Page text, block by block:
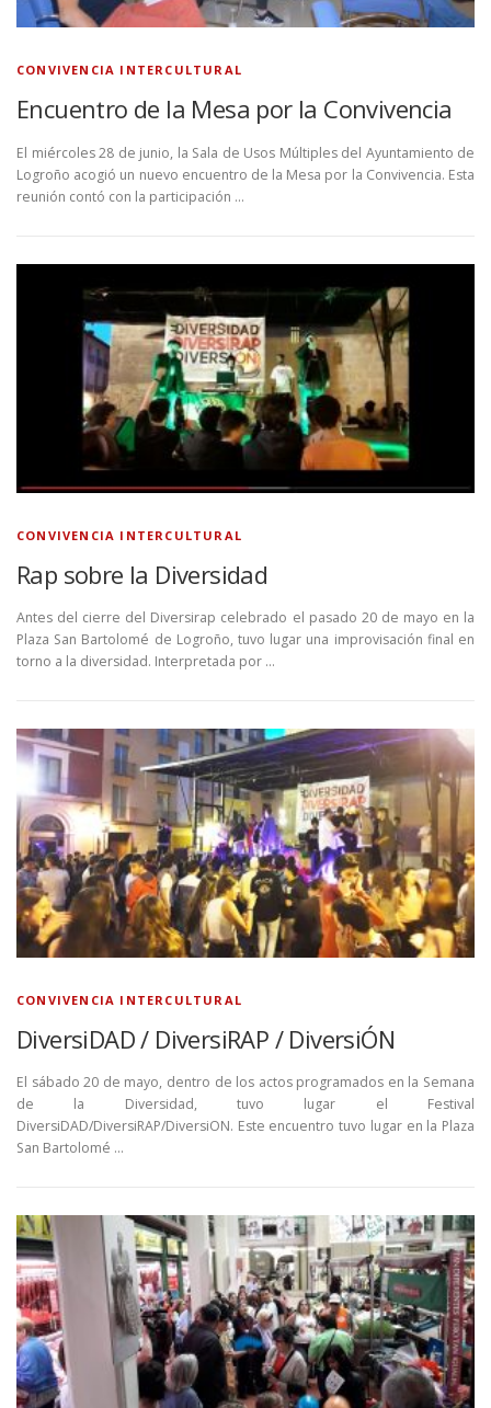
CONVIVENCIA INTERCULTURAL
Encuentro de la Mesa por la Convivencia
El miércoles 28 de junio, la Sala de Usos Múltiples del Ayuntamiento de
Logroño acogió un nuevo encuentro de la Mesa por la Convivencia. Esta
reunión contó con la participación …
CONVIVENCIA INTERCULTURAL
Rap sobre la Diversidad
Antes del cierre del Diversirap celebrado el pasado 20 de mayo en la
Plaza San Bartolomé de Logroño, tuvo lugar una improvisación final en
torno a la diversidad. Interpretada por …
CONVIVENCIA INTERCULTURAL
DiversiDAD / DiversiRAP / DiversiÓN
El sábado 20 de mayo, dentro de los actos programados en la Semana
de la Diversidad, tuvo lugar el Festival
DiversiDAD/DiversiRAP/DiversiON. Este encuentro tuvo lugar en la Plaza
San Bartolomé …